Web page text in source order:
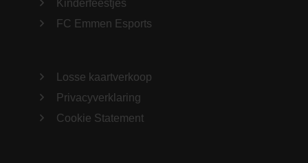
Kinderfeestjes
FC Emmen Esports
Losse kaartverkoop
Privacyverklaring
Cookie Statement